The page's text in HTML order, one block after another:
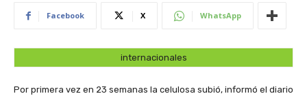
Facebook X WhatsApp
internacionales
Por primera vez en 23 semanas la celulosa subió, informó el diario